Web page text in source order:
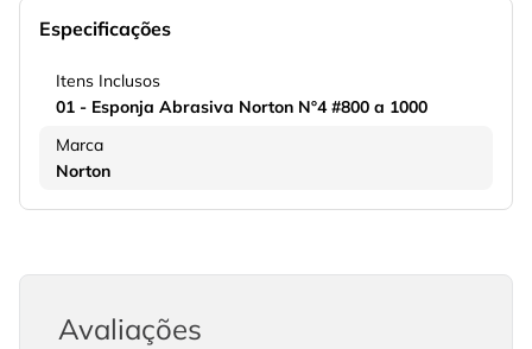
Especificações
Itens Inclusos
01 - Esponja Abrasiva Norton Nº4 #800 a 1000
Marca
Norton
Avaliações